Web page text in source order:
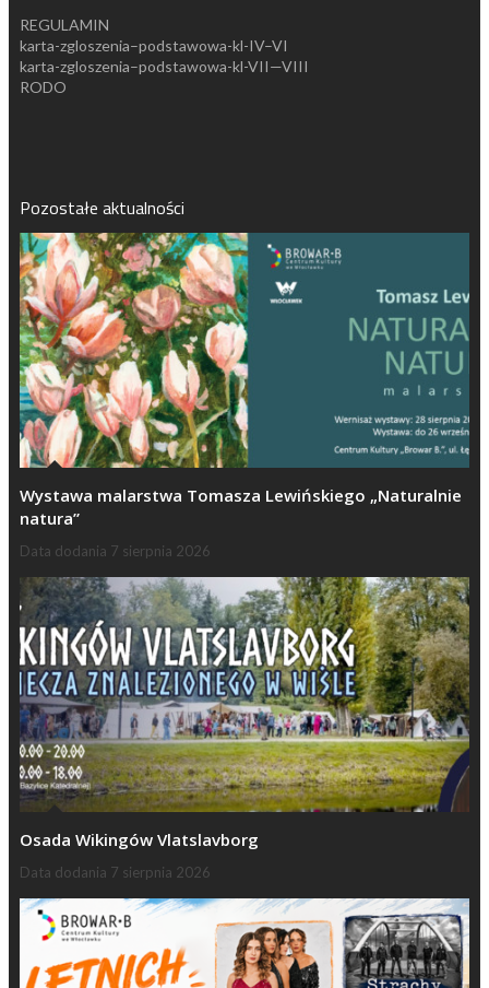
REGULAMIN
karta-zgloszenia–podstawowa-kl-IV–VI
karta-zgloszenia–podstawowa-kl-VII—VIII
RODO
Pozostałe aktualności
Wystawa malarstwa Tomasza Lewińskiego „Naturalnie
natura”
Data dodania 7 sierpnia 2026
Osada Wikingów Vlatslavborg
Data dodania 7 sierpnia 2026